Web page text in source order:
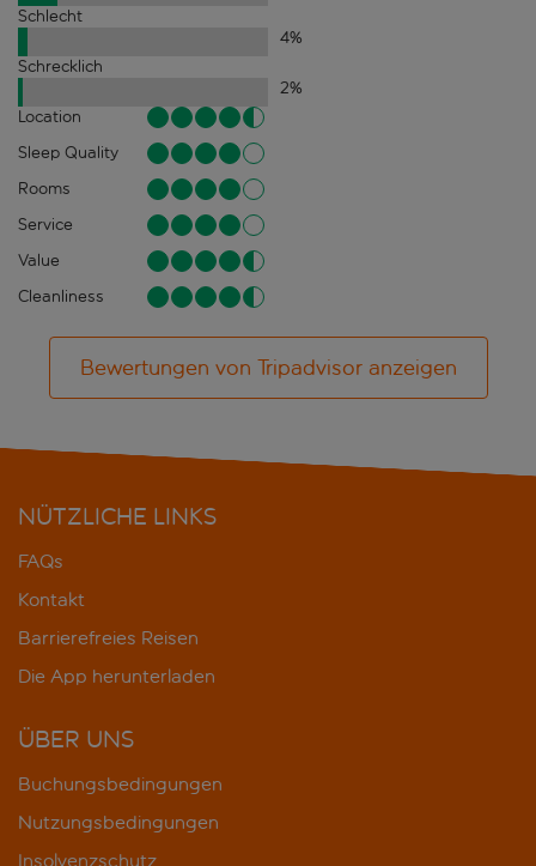
Schlecht
4%
Schrecklich
2%
Location
Sleep Quality
Rooms
Service
Value
Cleanliness
Bewertungen von Tripadvisor anzeigen
NÜTZLICHE LINKS
FAQs
Kontakt
Barrierefreies Reisen
Die App herunterladen
ÜBER UNS
Buchungsbedingungen
Nutzungsbedingungen
Insolvenzschutz